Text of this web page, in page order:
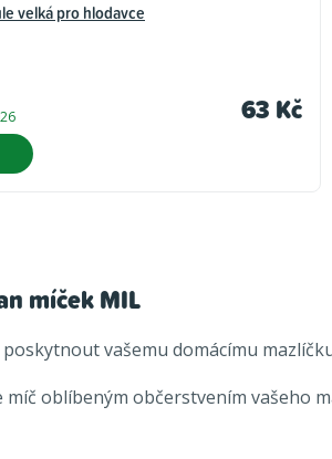
velká pro hlodavce
63 Kč
míček MIL
poskytnout vašemu domácímu
míč oblíbeným občerstvením vašeho